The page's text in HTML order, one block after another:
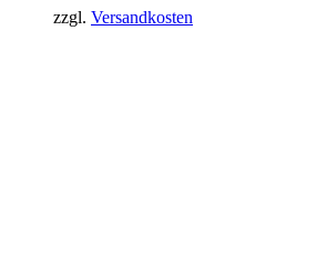
zzgl. Versandkosten